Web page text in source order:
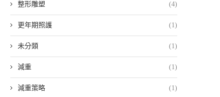
整形雕塑 (4)
更年期照護 (1)
未分類 (1)
減重 (1)
減重策略 (1)